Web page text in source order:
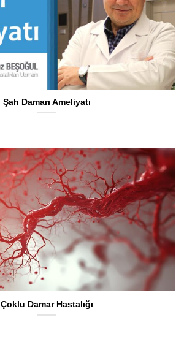
Şah Damarı Ameliyatı
Çoklu Damar Hastalığı